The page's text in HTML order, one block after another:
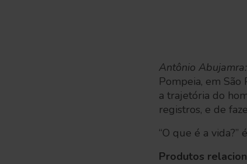
Antônio
Pompeia, em
a trajetória do
registros, e de
“O que é a
Produtos